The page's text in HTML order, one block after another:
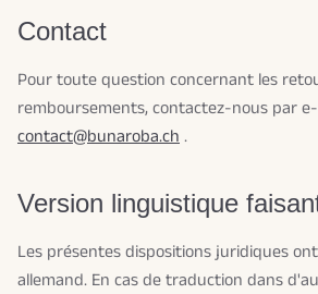
Contact
Pour toute question concernant les
remboursements, contactez-nous par
contact@bunaroba.ch.
Version linguistique
Les présentes dispositions juridiques
allemand. En cas de traduction dans